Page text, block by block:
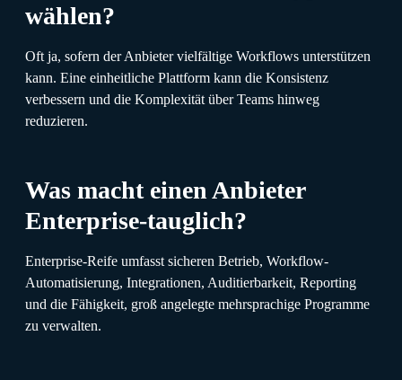
wählen?
Oft ja, sofern der Anbieter vielfältige Workflows unterstützen
kann. Eine einheitliche Plattform kann die Konsistenz
verbessern und die Komplexität über Teams hinweg
reduzieren.
Was macht einen Anbieter
Enterprise-tauglich?
Enterprise-Reife umfasst sicheren Betrieb, Workflow-
Automatisierung, Integrationen, Auditierbarkeit, Reporting
und die Fähigkeit, groß angelegte mehrsprachige Programme
zu verwalten.